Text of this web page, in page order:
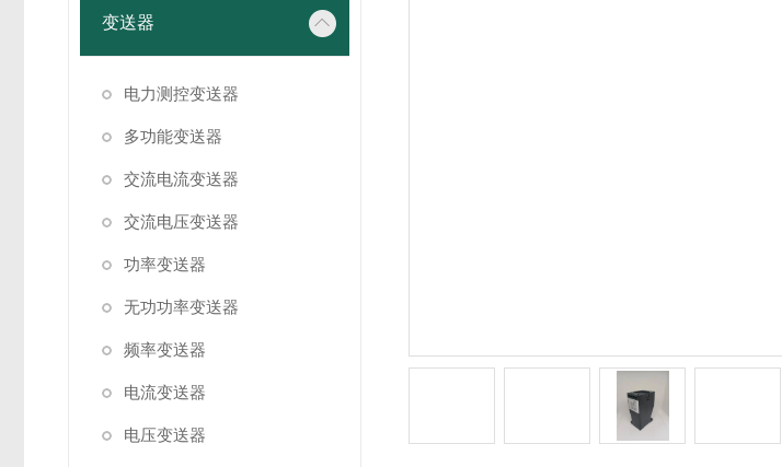
变送器
电力测控变送器
多功能变送器
交流电流变送器
交流电压变送器
功率变送器
无功功率变送器
频率变送器
电流变送器
电压变送器